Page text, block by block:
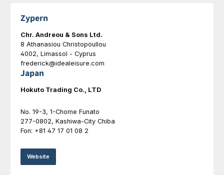
Zypern
Chr. Andreou & Sons Ltd.
8 Athanasiou Christopoullou
4002, Limassol - Cyprus
frederick@idealeisure.com
Japan
Hokuto Trading Co., LTD
No. 19-3, 1-Chome Funato
277-0802, Kashiwa-City Chiba
Fon: +81 47 17 01 08 2
Website